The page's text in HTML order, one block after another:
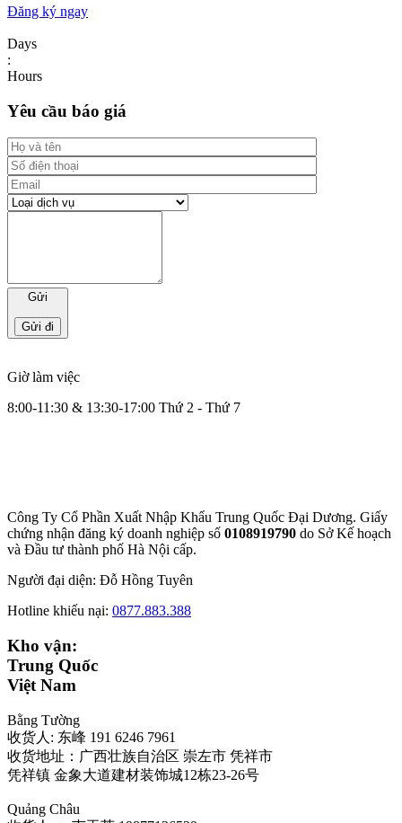
Đăng ký ngay
Days
:
Hours
Yêu cầu báo giá
Gửi
Giờ làm việc
8:00-11:30 & 13:30-17:00 Thứ 2 - Thứ 7
Công Ty Cổ Phần Xuất Nhập Khẩu Trung Quốc Đại Dương. Giấy
chứng nhận đăng ký doanh nghiệp số 0108919790 do SởKế hoạch
và Đầu tư thành phố Hà Nội cấp.
Người đại diện: Đỗ Hồng Tuyên
Hotline khiếu nại: 0877.883.388
Kho vận:
Trung Quốc
Việt Nam
Bằng Tường
收货人: 东峰 191 6246 7961
收货地址：广西壮族自治区 崇左市 凭祥市
凭祥镇 金象大道建材装饰城12栋23-26号
Quảng Châu